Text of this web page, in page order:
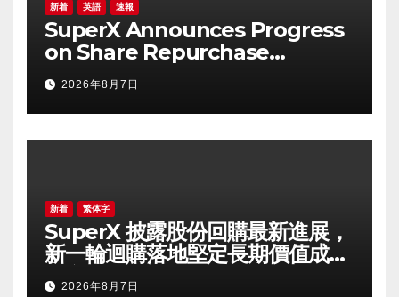
新着 英語 速報
SuperX Announces Progress
on Share Repurchase
Program, Initiates New
Buyback Plan to Reinforce
Confidence in Long-Term
Growth Value
2026年8月7日
新着 繁体字
SuperX 披露股份回購最新進展，
新一輪迴購落地堅定長期價值成長
信心
2026年8月7日